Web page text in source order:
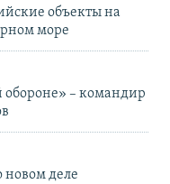
объекты на
море
обороне» – командир
новом деле